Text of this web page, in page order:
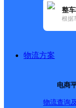
整
根据
物流方案
电商
物流查询
网点筛
圆通速递(9) 韵